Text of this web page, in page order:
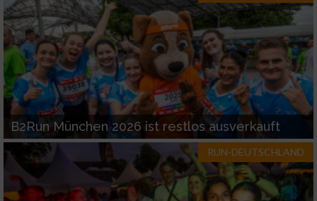
B2Run München 2026 ist restlos ausverkauft
RUN-DEUTSCHLAND